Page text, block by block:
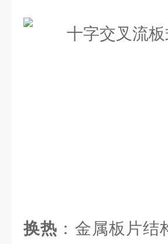
换热 ：金属板片